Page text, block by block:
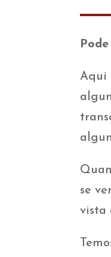
Aqui
se
vista